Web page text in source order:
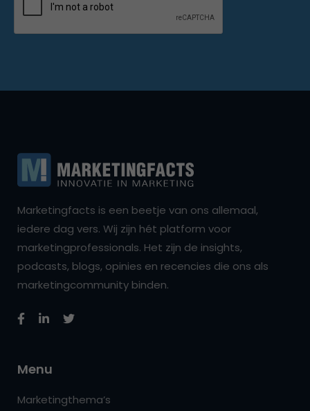
Marketingfacts is een beetje van ons allemaal,
iedere dag vers. Wij zijn hét platform voor
marketingprofessionals. Het zijn de insights,
podcasts, blogs, opinies en recencies die ons als
marketingcommunity binden.
Menu
Marketingthema’s